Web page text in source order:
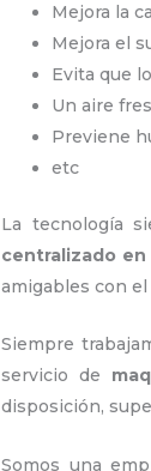
Mejora la
Mejora el
Evita que
Un aire
Previene
etc
La tecnología
centralizado en
amigables con
Siempre
servicio de
disposición,
Somos una